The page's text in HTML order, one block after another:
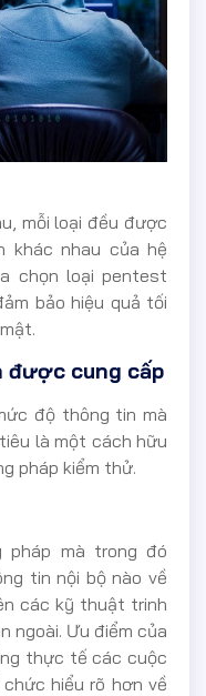
mỗi loại đều được
khác nhau của hệ
chọn loại pentest
bảo hiệu quả tối
cung cấp
độ thông tin mà
là một cách hữu
pháp kiểm thử.
pháp mà trong đó
tin nội bộ nào về
các kỹ thuật trinh
ngoài. Ưu điểm của
thực tế các cuộc
hiểu rõ hơn về